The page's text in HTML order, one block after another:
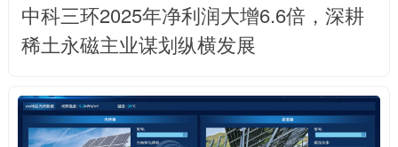
中科三环2025年净利润大增6.6倍，深耕
稀土永磁主业谋划纵横发展